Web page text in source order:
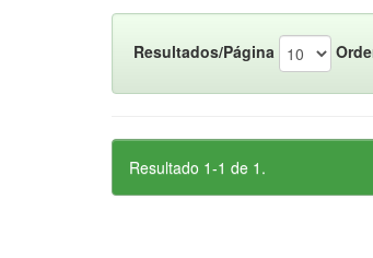
Resultados/Página
Resultado 1-1 de 1.